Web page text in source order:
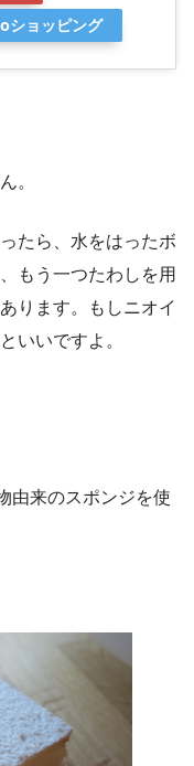
ショッピング
。
たら、水をはったボ
もう一つたわしを用
ります。もしニオイ
いいですよ。
由来のスポンジを使